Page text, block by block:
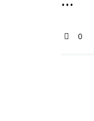
0